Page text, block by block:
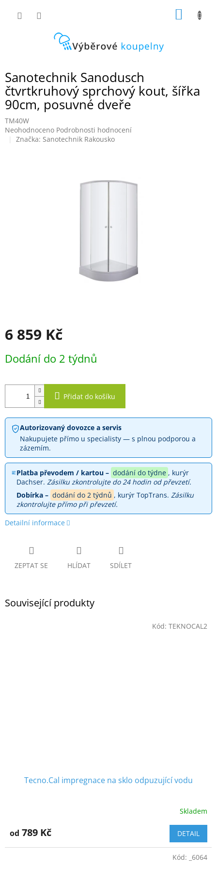
Sanotechnik Sanodusch
čtvrtkruhový sprchový kout, šířka
90cm, posuvné dveře
TM40W
Průměrné
hodnocení
Neohodnoceno Podrobnosti hodnocení
Značka: Sanotechnik Rakousko
6 859 Kč
cena:
Dodání do 2 týdnů
Přidat do košíku
Autorizovaný dovozce a servis
Nakupujete přímo u specialisty — s plnou podporou a
zázemím.
Platba převodem / kartou – dodání do týdne , kurýr
Dachser. Zásilku zkontrolujte do 24 hodin od převzetí.
Dobírka – dodání do 2 týdnů , kurýr TopTrans. Zásilku
zkontrolujte přímo při převzetí.
Detailní informace
ZEPTAT SE HLÍDAT SDÍLET
Související produkty
Tecno.Cal impregnace na sklo odpuzující vodu
Skladem
od 789 Kč DETAIL
Kód: TEKNOCAL2
Kód: _6064